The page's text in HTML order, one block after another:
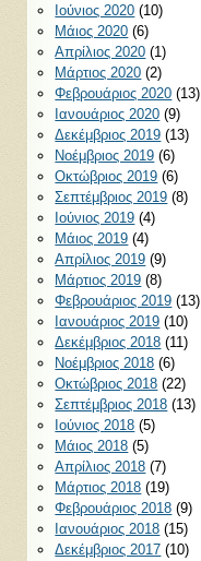
Ιούνιος 2020 (10)
Μάιος 2020 (6)
Απρίλιος 2020 (1)
Μάρτιος 2020 (2)
Φεβρουάριος 2020 (13)
Ιανουάριος 2020 (9)
Δεκέμβριος 2019 (13)
Νοέμβριος 2019 (6)
Οκτώβριος 2019 (6)
Σεπτέμβριος 2019 (8)
Ιούνιος 2019 (4)
Μάιος 2019 (4)
Απρίλιος 2019 (9)
Μάρτιος 2019 (8)
Φεβρουάριος 2019 (13)
Ιανουάριος 2019 (10)
Δεκέμβριος 2018 (11)
Νοέμβριος 2018 (6)
Οκτώβριος 2018 (22)
Σεπτέμβριος 2018 (13)
Ιούνιος 2018 (5)
Μάιος 2018 (5)
Απρίλιος 2018 (7)
Μάρτιος 2018 (19)
Φεβρουάριος 2018 (9)
Ιανουάριος 2018 (15)
Δεκέμβριος 2017 (10)